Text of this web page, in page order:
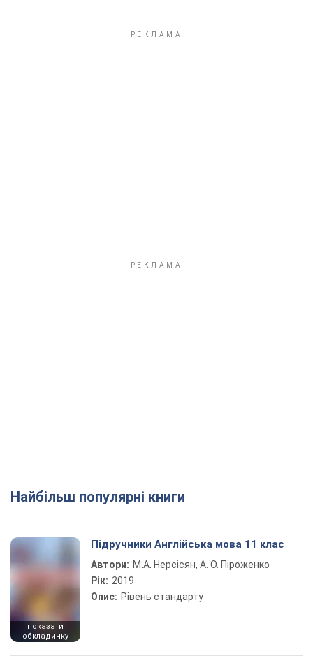
Найбільш популярні книги
показати
обкладинку
Підручники Англійська мова 11 клас
Автори: М.А. Нерсісян, А. О. Піроженко
Рік: 2019
Опис: Рівень стандарту